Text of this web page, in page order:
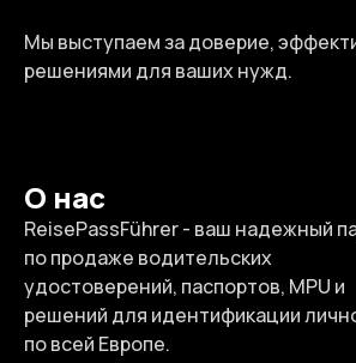
Мы выступаем за доверие,
решениями для ваших нужд.
О нас
ReisePassFührer - ваш надежный
по продаже водительских
удостоверений, паспортов, MPU и
решений для идентификации
по всей Европе.